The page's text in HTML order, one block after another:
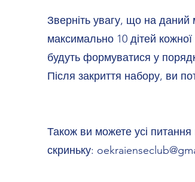
Зверніть увагу, що на
максимально 10 дітей кожної
будуть формуватися у
Після закриття набору, ви
Також ви можете усі
скриньку: